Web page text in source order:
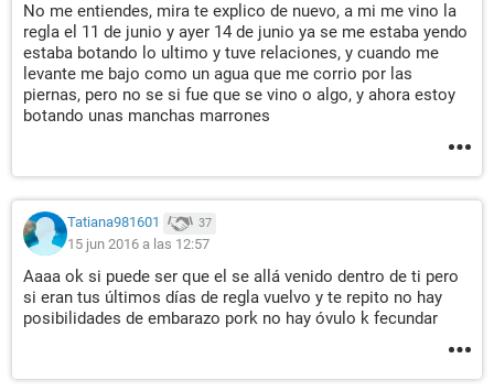
No me entiendes, mira te explico de nuevo, a mi me vino la
regla el 11 de junio y ayer 14 de junio ya se me estaba yendo
estaba botando lo ultimo y tuve relaciones, y cuando me
levante me bajo como un agua que me corrio por las
piernas, pero no se si fue que se vino o algo, y ahora estoy
botando unas manchas marrones
Tatiana981601 37
15 jun 2016 a las 12:57
Aaaa ok si puede ser que el se allá venido dentro de ti pero
si eran tus últimos días de regla vuelvo y te repito no hay
posibilidades de embarazo pork no hay óvulo k fecundar